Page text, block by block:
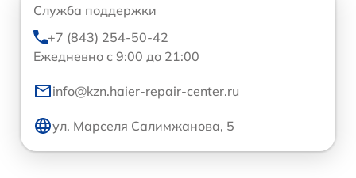
Служба поддержки
+7 (843) 254-50-42
Ежедневно с 9:00 до 21:00
info@kzn.haier-repair-center.ru
ул. Марселя Салимжанова, 5